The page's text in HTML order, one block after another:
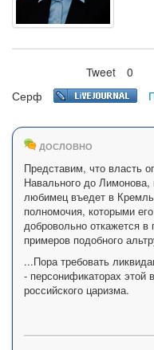
Tweet
0
Серф
ДОСЛОВНО
Представим, что власть
Навального до
любимец въедет в
полномочия, которыми
добровольно откажется
примеров подобного
...Пора требовать
- персонификаторах этой
российского царизма.